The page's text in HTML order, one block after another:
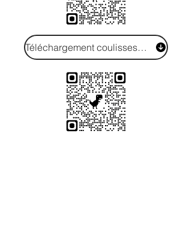
Téléchargement coulisses TEM17 sur Vimeo